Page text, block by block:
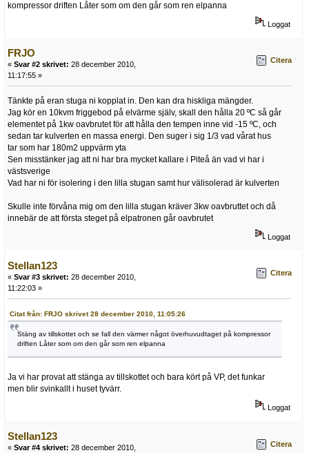
kompressor driften Låter som om den går som ren elpanna
Loggat
FRJO
« Svar #2 skrivet: 28 december 2010,
11:17:55 »
Citera
Tänkte på eran stuga ni kopplat in. Den kan dra hiskliga mängder.
Jag kör en 10kvm friggebod på elvärme själv, skall den hålla 20 ºC så går
elementet på 1kw oavbrutet för att hålla den tempen inne vid -15 ºC, och
sedan tar kulverten en massa energi. Den suger i sig 1/3 vad vårat hus
tar som har 180m2 uppvärm yta
Sen misstänker jag att ni har bra mycket kallare i Piteå än vad vi har i
västsverige
Vad har ni för isolering i den lilla stugan samt hur välisolerad är kulverten
Skulle inte förvåna mig om den lilla stugan kräver 3kw oavbruttet och då
innebär de att första steget på elpatronen går oavbrutet
Loggat
Stellan123
« Svar #3 skrivet: 28 december 2010,
11:22:03 »
Citera
Citat från: FRJO skrivet 28 december 2010, 11:05:26
Stäng av tillskottet och se fall den värmer något överhuvudtaget på kompressor
driften Låter som om den går som ren elpanna
Ja vi har provat att stänga av tillskottet och bara kört på VP, det funkar
men blir svinkallt i huset tyvärr.
Loggat
Stellan123
« Svar #4 skrivet: 28 december 2010,
Citera